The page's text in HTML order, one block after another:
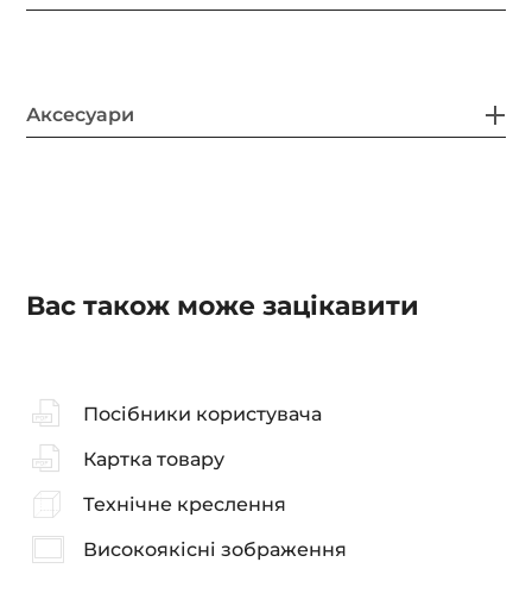
Аксесуари
Вас також може зацікавити
Посібники користувача
Картка товару
Технічне креслення
Високоякісні зображення